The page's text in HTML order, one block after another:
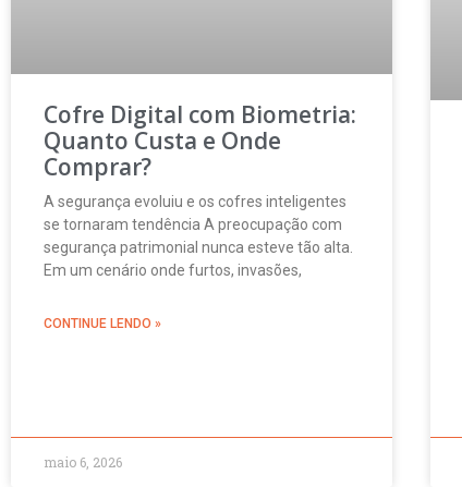
Cofre Digital com Biometria:
Quanto Custa e Onde
Comprar?
A segurança evoluiu e os cofres inteligentes
se tornaram tendência A preocupação com
segurança patrimonial nunca esteve tão alta.
Em um cenário onde furtos, invasões,
CONTINUE LENDO »
maio 6, 2026